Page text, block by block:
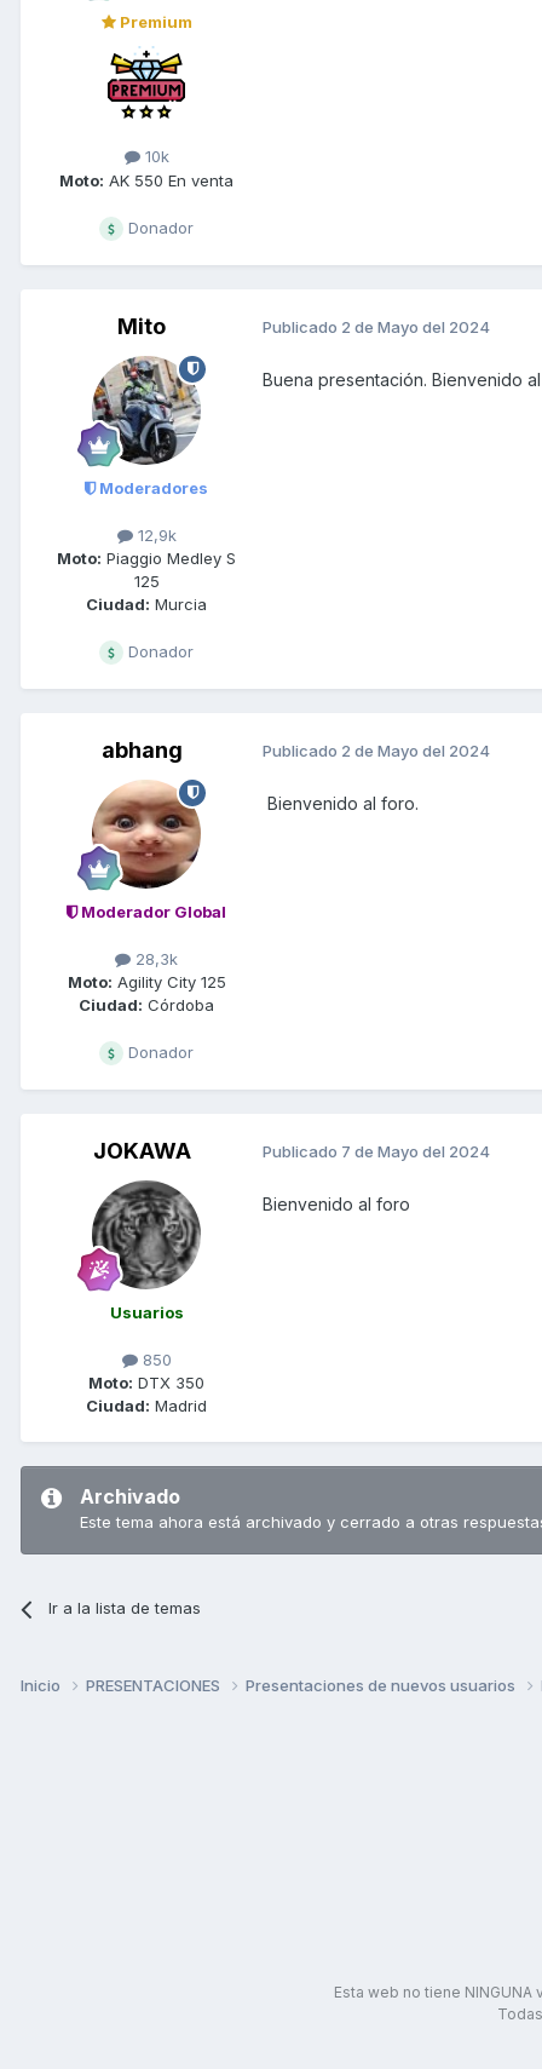
Premium
10k
Moto: AK 550 En venta
Donador
Mito
Moderadores
12,9k
Moto: Piaggio Medley S
125
Ciudad: Murcia
Donador
Publicado 2 de Mayo del 2024
Buena presentación. Bienvenido
abhang
Moderador Global
28,3k
Moto: Agility City 125
Ciudad: Córdoba
Donador
Publicado 2 de Mayo del 2024
Bienvenido al foro.
JOKAWA
Usuarios
850
Moto: DTX 350
Ciudad: Madrid
Publicado 7 de Mayo del 2024
Bienvenido al foro
Archivado
Este tema ahora está archivado y cerrado a otras
Ir a la lista de temas
Inicio PRESENTACIONES Presentaciones de nuevos usuarios
Esta web no tiene NINGUNA